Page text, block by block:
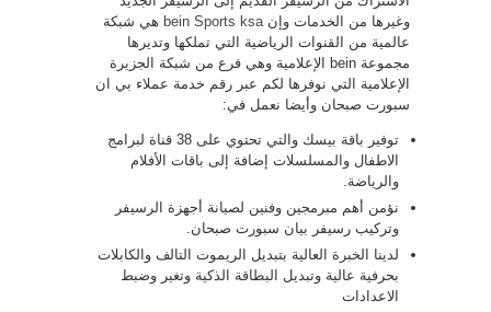
وغيرها من الخدمات وإن bein Sports ksa هي شبكة
عالمية من القنوات الرياضية التي تملكها وتديرها
مجموعة bein الإعلامية وهي فرع من شبكة الجزيرة
الإعلامية التي نوفرها لكم عبر رقم خدمة عملاء بي ان
سبورت صبحان وأيضا نعمل في:
توفير باقة بيسك والتي تحتوي على 38 قناة لبرامج
الاطفال والمسلسلات إضافة إلى باقات الأفلام
والرياضة.
نؤمن أهم مبرمجين وفنين لصيانة أجهزة الرسيفر
وتركيب رسيفر بيان سبورت صبحان.
لدينا الخبرة العالية بتبديل الريموت التالف والكابلات
بحرفية عالية وتبديل البطاقة الذكية وتغير وضبط
الاعدادات